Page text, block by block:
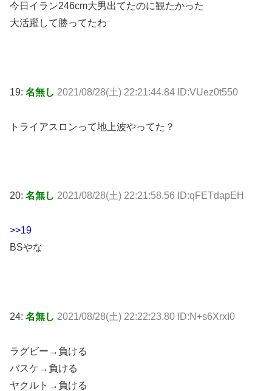
今日イラン246cm大男出てたのに観たかった
大活躍して勝ってたわ
19: 名無し 2021/08/28(土) 22:21:44.84 ID:VUez0t550
トライアスロンって地上波やってた？
20: 名無し 2021/08/28(土) 22:21:58.56 ID:qFETdapEH
>>19
BSやな
24: 名無し 2021/08/28(土) 22:22:23.80 ID:N+s6XrxI0
ラグビー→負ける
バスケ→負ける
ヤクルト→負ける